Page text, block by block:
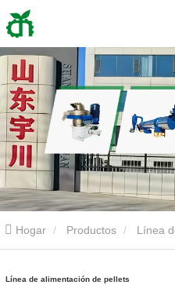
Hogar Productos Línea
Línea de alimentación de pellets